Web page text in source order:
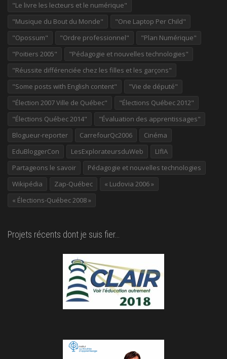
"Le livre les lecteurs et le numérique"
"Musique du Bout du Monde"
"One Laptop Per Child"
"Opossum"
"Ordre professionnel"
"Plan Numérique"
"Poitiers 2005"
"Pédagogie et nouvelles technologies"
"Réussite différenciée chez les filles et les garçons"
"Some posts with English content"
"Vie de député"
"Élection 2007 Ville de Québec"
"Élections Québec 2012"
"Élections Québec 2014"
"Évaluation des apprentissages"
Blogueur-reporter
CarrefourQc2006
Cinéma
EduBloggerCon
LesExplorateursduWeb
LIfIA
Partageons le savoir
Pédagogie et nouvelles technologies
Wikipédia
Zap-Québec
« Ludovia 2006 »
« Élections-Québec 2008 »
Projets récents dont je suis fier…